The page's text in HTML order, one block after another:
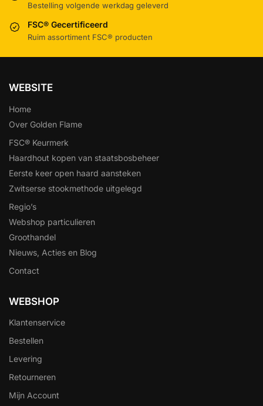
Bestelling volgende werkdag geleverd
FSC® Gecertificeerd
Ruim assortiment FSC® producten
WEBSITE
Home
Over Golden Flame
FSC® Keurmerk
Haardhout kopen van staatsbosbeheer
Eerste keer open haard aansteken
Zwitserse stookmethode uitgelegd
Regio’s
Webshop particulieren
Groothandel
Nieuws, Acties en Blog
Contact
WEBSHOP
Klantenservice
Bestellen
Levering
Retourneren
Mijn Account